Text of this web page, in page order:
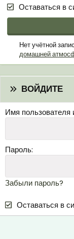
Оставаться в
Нет учётной
домашней
ВОЙДИТЕ
Имя
Пароль
Забыли пароль?
Оставаться в